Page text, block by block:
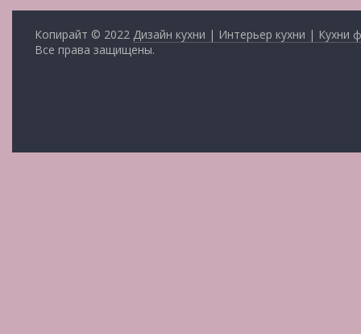
Копирайт © 2022 Дизайн кухни | Интерьер кухни | Кухни
Все права защищены.